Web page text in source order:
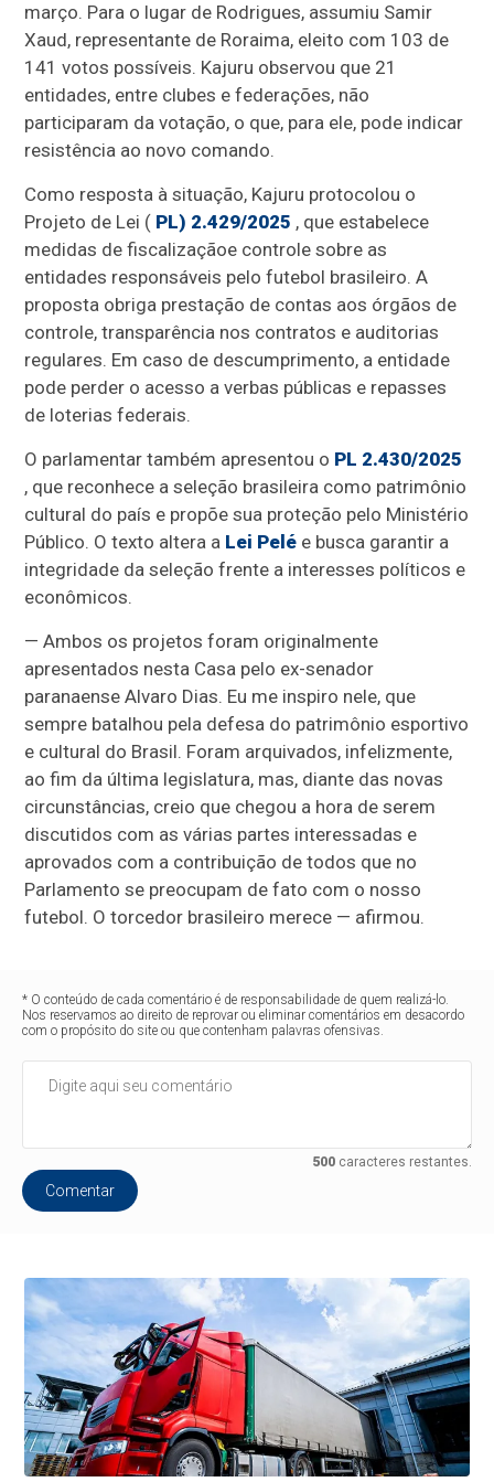
março. Para o lugar de Rodrigues, assumiu Samir
Xaud, representante de Roraima, eleito com 103 de
141 votos possíveis. Kajuru observou que 21
entidades, entre clubes e federações, não
participaram da votação, o que, para ele, pode indicar
resistência ao novo comando.
Como resposta à situação, Kajuru protocolou o
Projeto de Lei ( PL) 2.429/2025 , que estabelece
medidas de fiscalizaçãoe controle sobre as
entidades responsáveis pelo futebol brasileiro. A
proposta obriga prestação de contas aos órgãos de
controle, transparência nos contratos e auditorias
regulares. Em caso de descumprimento, a entidade
pode perder o acesso a verbas públicas e repasses
de loterias federais.
O parlamentar também apresentou o PL 2.430/2025
, que reconhece a seleção brasileira como patrimônio
cultural do país e propõe sua proteção pelo Ministério
Público. O texto altera a Lei Pelé e busca garantir a
integridade da seleção frente a interesses políticos e
econômicos.
— Ambos os projetos foram originalmente
apresentados nesta Casa pelo ex-senador
paranaense Alvaro Dias. Eu me inspiro nele, que
sempre batalhou pela defesa do patrimônio esportivo
e cultural do Brasil. Foram arquivados, infelizmente,
ao fim da última legislatura, mas, diante das novas
circunstâncias, creio que chegou a hora de serem
discutidos com as várias partes interessadas e
aprovados com a contribuição de todos que no
Parlamento se preocupam de fato com o nosso
futebol. O torcedor brasileiro merece — afirmou.
* O conteúdo de cada comentário é de responsabilidade de quem realizá-lo.
Nos reservamos ao direito de reprovar ou eliminar comentários em desacordo
com o propósito do site ou que contenham palavras ofensivas.
500caracteres restantes.
Comentar